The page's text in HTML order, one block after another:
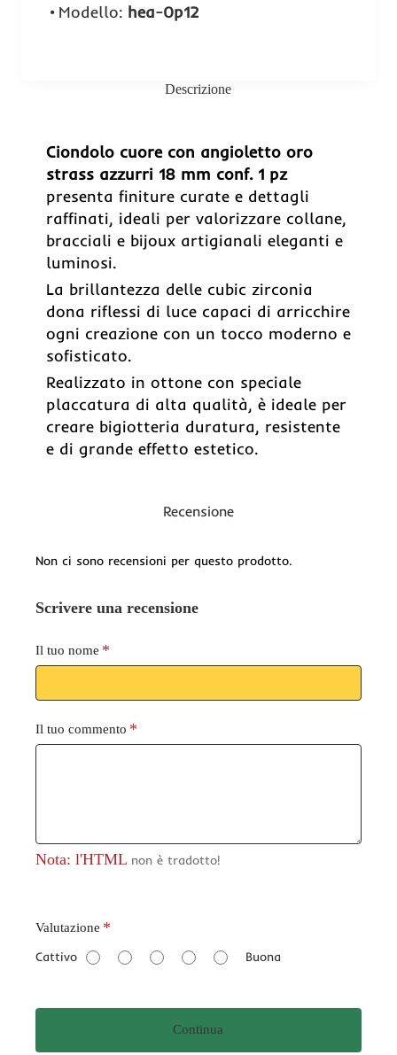
Modello: hea-0p12
Descrizione
Ciondolo cuore con angioletto oro
strass azzurri 18 mm conf. 1 pz
presenta finiture curate e dettagli
raffinati, ideali per valorizzare collane,
bracciali e bijoux artigianali eleganti e
luminosi.
La brillantezza delle cubic zirconia
dona riflessi di luce capaci di arricchire
ogni creazione con un tocco moderno e
sofisticato.
Realizzato in ottone con speciale
placcatura di alta qualità, è ideale per
creare bigiotteria duratura, resistente
e di grande effetto estetico.
Recensione
Non ci sono recensioni per questo prodotto.
Scrivere una recensione
Il tuo nome
Il tuo commento
Nota: l'HTML non è tradotto!
V
l
t
Valutazione
Cattivo Buona
Continua